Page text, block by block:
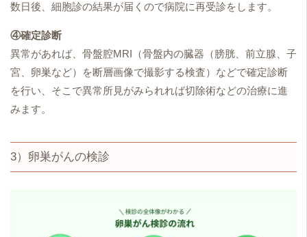
数日後、細胞診の結果が届くので病院に再受診をします。
④確定診断
異常があれば、骨盤腔MRI（骨盤内の臓器（膀胱、前立腺、子
宮、卵巣など）を断層画像で撮影する検査）などで確定診断
を行い、そこで異常所見がみられれば切除術などの治療に進
みます。
3）卵巣がんの検診